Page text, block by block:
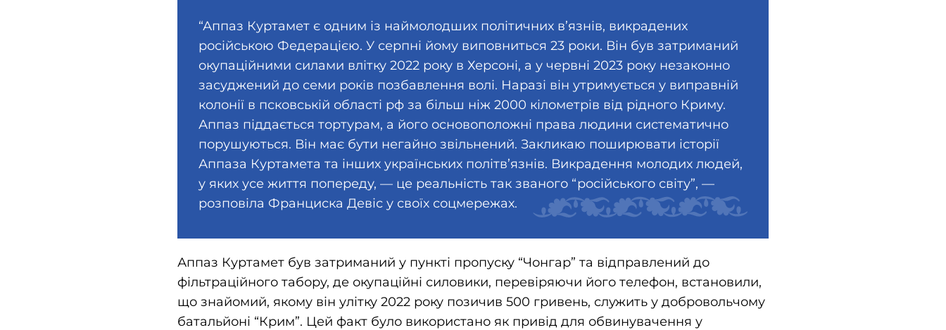
“Аппаз Куртамет є одним із наймолодших політичних в’язнів, викрадених
російською Федерацією. У серпні йому виповниться 23 роки. Він був затриманий
окупаційними силами влітку 2022 року в Херсоні, а у червні 2023 року незаконно
засуджений до семи років позбавлення волі. Наразі він утримується у виправній
колонії в псковській області рф за більш ніж 2000 кілометрів від рідного Криму.
Аппаз піддається тортурам, а його основоположні права людини систематично
порушуються. Він має бути негайно звільнений. Закликаю поширювати історії
Аппаза Куртамета та інших українських політв’язнів. Викрадення молодих людей,
у яких усе життя попереду, — це реальність так званого “російського світу”, —
розповіла Франциска Девіс у своїх соцмережах.
Аппаз Куртамет був затриманий у пункті пропуску “Чонгар” та відправлений до
фільтраційного табору, де окупаційні силовики, перевіряючи його телефон, встановили,
що знайомий, якому він улітку 2022 року позичив 500 гривень, служить у добровольчому
батальйоні “Крим”. Цей факт було використано як привід для обвинувачення у